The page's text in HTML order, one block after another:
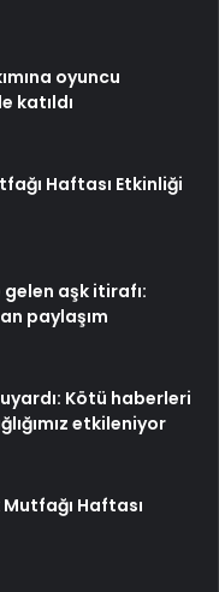
oyuncu
katıldı
Haftası Etkinliği
aşk itirafı:
paylaşım
Kötü haberleri
etkileniyor
Haftası